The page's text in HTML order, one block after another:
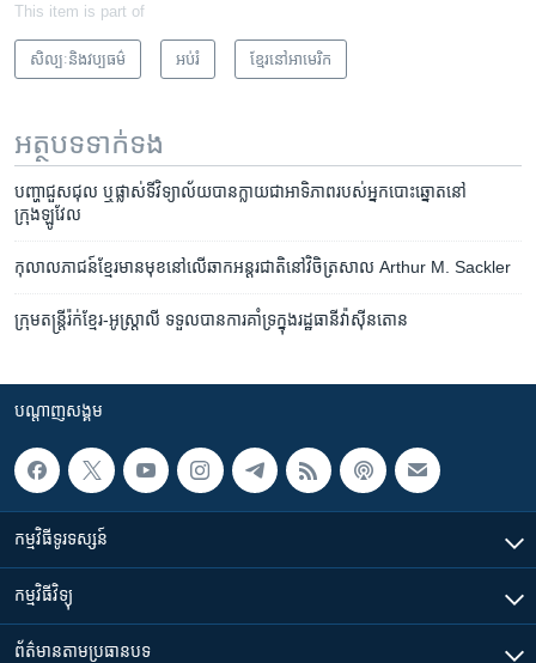
This item is part of
សិល្បៈនិងវប្បធម៌ អប់រំ ខ្មែរ​នៅ​អាមេរិក
អត្ថបទ​ទាក់ទង
បញ្ហាជួសជុល ឬផ្លាស់ទី​វិទ្យាល័យបានក្លាយជាអាទិភាពរបស់អ្នកបោះឆ្នោតនៅ
ក្រុងឡូវែល
កុលាលភាជន៍ខ្មែរមានមុខនៅលើឆាកអន្តរជាតិនៅវិចិត្រសាល Arthur M. Sackler
ក្រុម​តន្ត្រី​រ៉ក់​ខ្មែរ-អូស្ត្រាលី ​ទទួល​បាន​ការ​គាំទ្រ​ក្នុង​រដ្ឋធានី​វ៉ាស៊ីនតោន
បណ្តាញ​សង្គម
កម្មវិធី​ទូរទស្សន៍
កម្មវិធី​វិទ្យុ
ព័ត៌មាន​តាមប្រធានបទ​